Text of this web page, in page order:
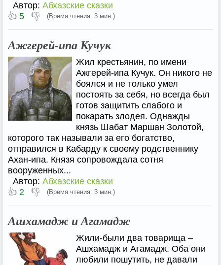
Автор: Абхазские сказки
👍 5 👎 (Время чтения: 3 мин.)
Ажгерей-ипа Кучук
Жил крестьянин, по имени
Ажгерей-ипа Кучук. Он никого не
боялся и не только умел
постоять за себя, но всегда был
готов защитить слабого и
покарать злодея. Однажды
князь Шабат Маршан Золотой,
которого так называли за его богатство,
отправился в Кабарду к своему родственнику
Ахан-ипа. Князя сопровождала сотня
вооруженных...
Автор: Абхазские сказки
👍 2 👎 (Время чтения: 3 мин.)
Ашхамадж и Агамадж
Жили-были два товарища –
Ашхамадж и Агамадж. Оба они
любили пошутить, не давали